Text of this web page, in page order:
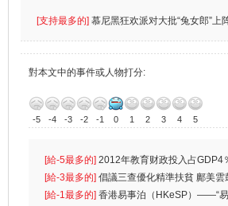
[支持最多的] 慕尼黑狂欢派对大批“兔女郎”上
對本文中的事件或人物打分:
-5 -4 -3 -2 -1 0 1 2 3 4 5
[給-5最多的] 2012年教育财政投入占GDP4
首位
[給-3最多的] 倡議三查優化精準扶貧 鄺美雲
生
[給-1最多的] 香港易事泊（HKeSP）——“